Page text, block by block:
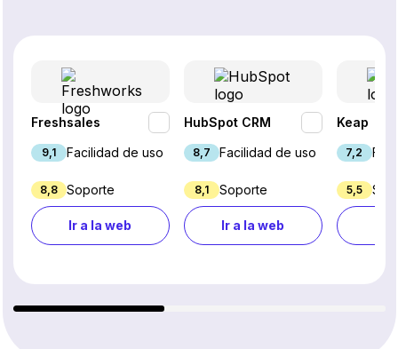
Freshsales
9,1 Facilidad de uso
8,8 Soporte
Ir a la web
HubSpot CRM
8,7 Facilidad de uso
8,1 Soporte
Ir a la web
Keap
7,2
5,5